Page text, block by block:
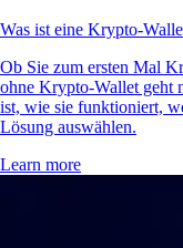
Was ist eine Krypto-
Ob Sie zum ersten Mal
ohne Krypto-Wallet geht
ist, wie sie funktioniert,
Lösung auswählen.
Learn more